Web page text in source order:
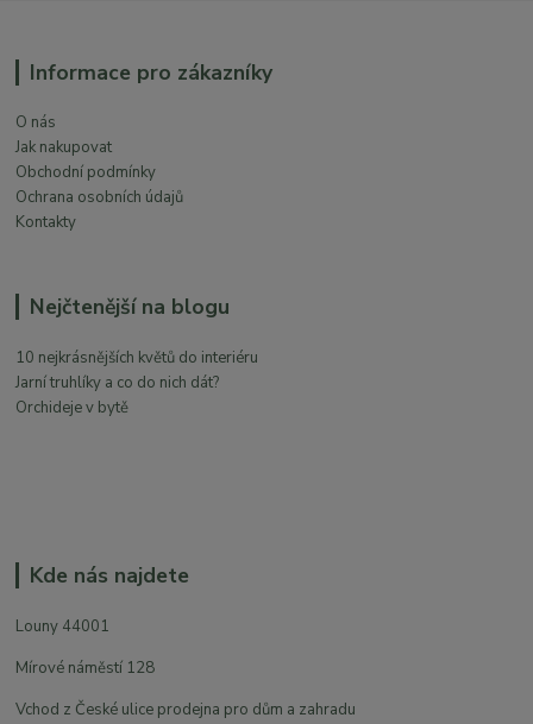
Informace pro zákazníky
O nás
Jak nakupovat
Obchodní podmínky
Ochrana osobních údajů
Kontakty
Nejčtenější na blogu
10 nejkrásnějších květů do interiéru
Jarní truhlíky a co do nich dát?
Orchideje v bytě
Kde nás najdete
Louny 44001
Mírové náměstí 128
Vchod z České ulice prodejna pro dům a zahradu